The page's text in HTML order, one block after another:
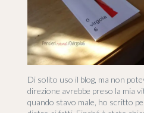
Di solito uso il blog, ma non
direzione avrebbe preso la mia
quando stavo male, ho scritto